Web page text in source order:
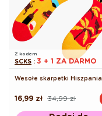
Z kodem
SCKS : 3 + 1 ZA DARMO
Wesołe skarpetki Hiszpania
Cena
34,99 zł
Cena
16,99 zł